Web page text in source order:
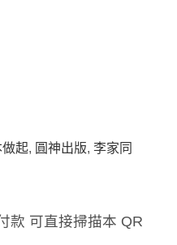
起, 圓神出版, 李家同
款 可直接掃描本 QR